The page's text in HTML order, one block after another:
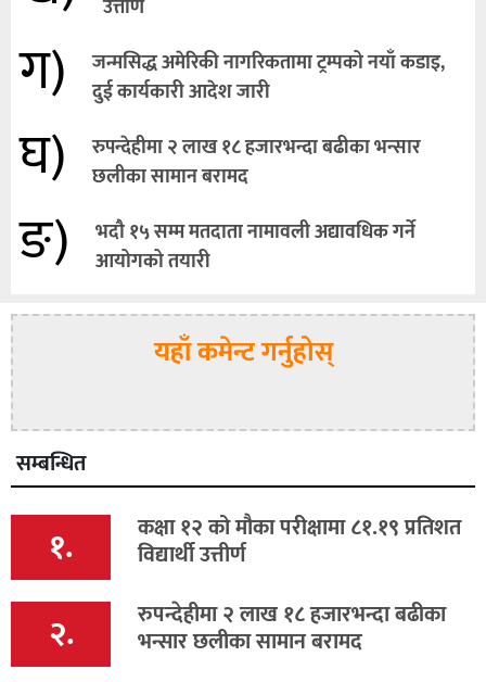
उत्तीर्ण
ग)
जन्मसिद्ध अमेरिकी नागरिकतामा ट्रम्पको नयाँ कडाइ,
दुई कार्यकारी आदेश जारी
घ)
रुपन्देहीमा २ लाख १८ हजारभन्दा बढीका भन्सार
छलीका सामान बरामद
ङ)
भदौ १५ सम्म मतदाता नामावली अद्यावधिक गर्ने
आयोगको तयारी
यहाँ कमेन्ट गर्नुहोस्
सम्बन्धित
१. कक्षा १२ को मौका परीक्षामा ८१.१९ प्रतिशत
विद्यार्थी उत्तीर्ण
२. रुपन्देहीमा २ लाख १८ हजारभन्दा बढीका
भन्सार छलीका सामान बरामद